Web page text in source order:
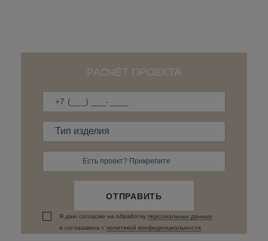
РАСЧЁТ ПРОЕКТА
Есть проект? Прикрепите
ОТПРАВИТЬ
Я даю согласие на обработку персональных данныx
и соглашаюсь c политикой конфиденциальности